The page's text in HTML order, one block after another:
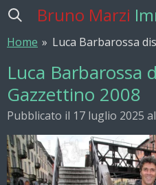
Vai
contenuto
Bruno Marzi
Home » Luca Barbarossa
Luca Barbarossa
Gazzettino 2008
Pubblicato il 17 luglio 2025